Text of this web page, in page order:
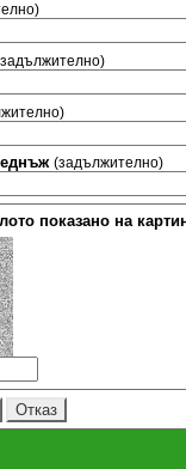
(задължително)
показано на